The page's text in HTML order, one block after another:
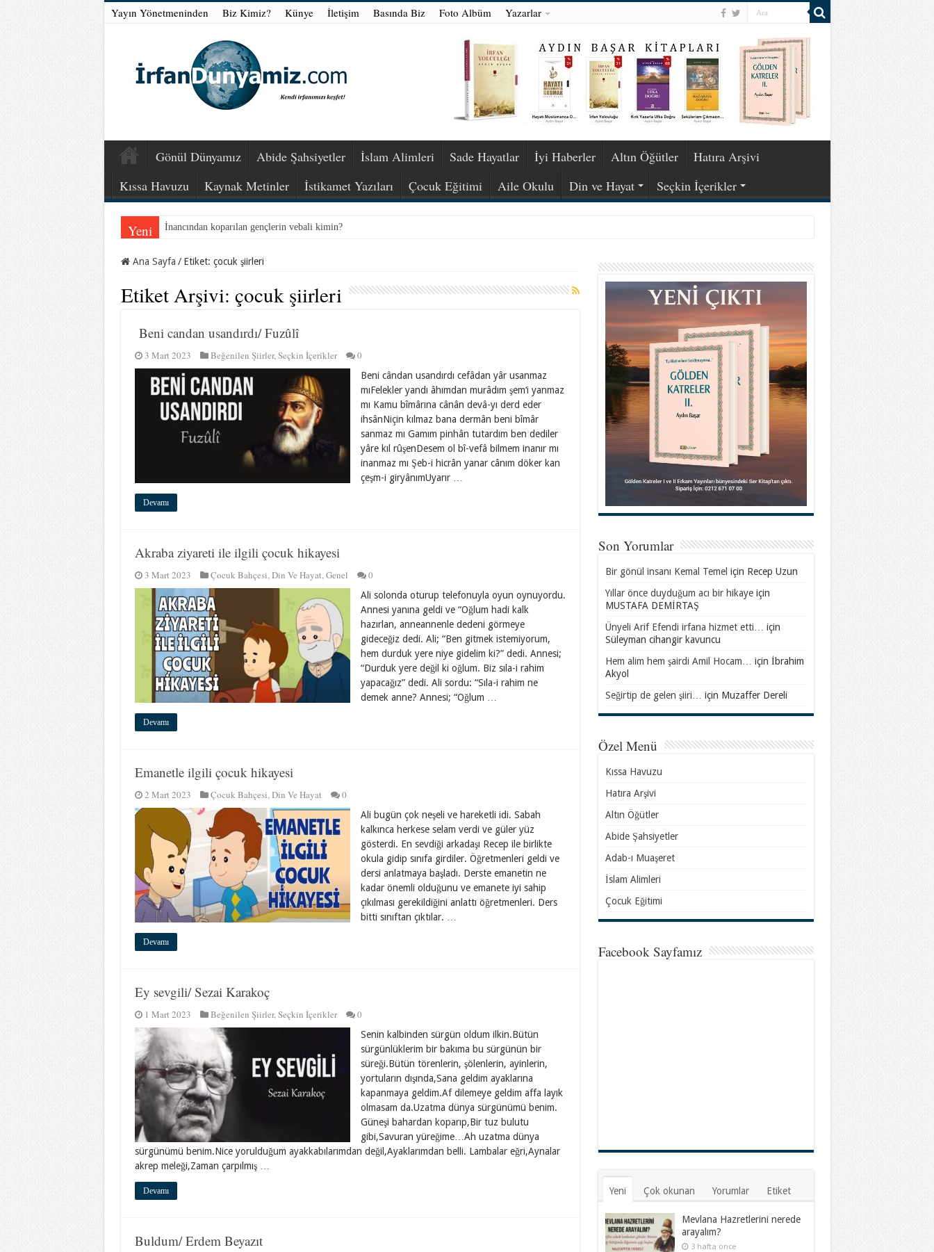
Yayın Yönetmeninden Biz Kimiz? Künye İletişim Basında Biz Foto Albüm Yazarlar
Gönül Dünyamız Abide Şahsiyetler İslam Alimleri Sade Hayatlar İyi Haberler Altın Öğütler
Hatıra Arşivi
Kıssa Havuzu
Kaynak Metinler İstikamet Yazıları Çocuk Eğitimi Aile Okulu Din ve Hayat Seçkin İçerikler
Yeni İnancından koparılan gençlerin vebali kimin?
Ana Sayfa / Etiket: çocuk şiirleri
Etiket Arşivi: çocuk şiirleri
Beni candan usandırdı/ Fuzûlî
3 Mart 2023 Beğenilen Şiirler,Seçkin İçerikler 0
Beni cândan usandırdı cefâdan yâr usanmaz
mıFelekler yandı âhımdan murâdım şem‘i yanmaz
mı Kamu bîmârına cânân devâ-yı derd eder
ihsânNiçin kılmaz bana dermân beni bîmâr
sanmaz mı Gamım pinhân tutardım ben dediler
yâre kıl rûşenDesem ol bî-vefâ bilmem inanır mı
inanmaz mı Şeb-i hicrân yanar cânım döker kan
çeşm-i giryânımUyarır …
Devamı
Akraba ziyareti ile ilgili çocuk hikayesi
3 Mart 2023 Çocuk Bahçesi,Din Ve Hayat,Genel 0
Ali solonda oturup telefonuyla oyun oynuyordu.
Annesi yanına geldi ve “Oğlum hadi kalk
hazırlan, anneannenle dedeni görmeye
gideceğiz dedi. Ali; “Ben gitmek istemiyorum,
hem durduk yere niye gidelim ki?” dedi. Annesi;
“Durduk yere değil ki oğlum. Biz sıla-i rahim
yapacağız” dedi. Ali sordu: “Sıla-i rahim ne
demek anne? Annesi; “Oğlum …
Devamı
Emanetle ilgili çocuk hikayesi
2 Mart 2023 Çocuk Bahçesi,Din Ve Hayat 0
Ali bugün çok neşeli ve hareketli idi. Sabah
kalkınca herkese selam verdi ve güler yüz
gösterdi. En sevdiği arkadaşı Recep ile birlikte
okula gidip sınıfa girdiler. Öğretmenleri geldi ve
dersi anlatmaya başladı. Derste emanetin ne
kadar önemli olduğunu ve emanete iyi sahip
çıkılması gerekildiğini anlattı öğretmenleri. Ders
bitti sınıftan çıktılar. …
Devamı
Ey sevgili/ Sezai Karakoç
1 Mart 2023 Beğenilen Şiirler,Seçkin İçerikler 0
Senin kalbinden sürgün oldum ilkin.Bütün
sürgünlüklerim bir bakıma bu sürgünün bir
süreği.Bütün törenlerin, şölenlerin, ayinlerin,
yortuların dışında,Sana geldim ayaklarına
kapanmaya geldim.Af dilemeye geldim affa layık
olmasam da.Uzatma dünya sürgünümü benim.
Güneşi bahardan koparıp,Bir tuz bulutu
gibi,Savuran yüreğime…Ah uzatma dünya
sürgünümü benim.Nice yorulduğum ayakkabılarımdan değil,Ayaklarımdan belli. Lambalar eğri,Aynalar
akrep meleği,Zaman çarpılmış …
Devamı
Buldum/ Erdem Beyazıt
Son Yorumlar
Bir gönül insanı Kemal Temel için Recep Uzun
Yıllar önce duyduğum acı bir hikayeiçin
MUSTAFA DEMİRTAŞ
Ünyeli Arif Efendi irfana hizmet etti…
için
Süleyman cihangir kavuncu
Hem alim hem şairdi Amil Hocam…
için İbrahim
Akyol
Seğirtip de gelen şiiri…
için Muzaffer Dereli
Özel Menü
Kıssa Havuzu
Hatıra Arşivi
Altın Öğütler
Abide Şahsiyetler
Adab-ı Muaşeret
İslam Alimleri
Çocuk Eğitimi
Facebook Sayfamız
Yeni Çok okunan Yorumlar Etiket
Mevlana Hazretlerini nerede
arayalım?
3 hafta önce